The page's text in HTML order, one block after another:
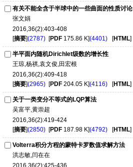
有关不能全含于半球中的一些曲面的性质讨论
张文娟
2016,36(2):403-408
[摘要](2787) [PDF 175.86 K](4401) [HTML]
半平面内随机Dirichlet级数的增长性
王琼,杨祺,袁文俊,田宏根
2016,36(2):409-418
[摘要](2965) [PDF 204.05 K](4116) [HTML]
关于一类变分不等式的LQP算法
吴富平,黄崇超
2016,36(2):419-424
[摘要](2850) [PDF 187.98 K](4792) [HTML]
Volterra积分方程的蒙特卡罗数值求解方法
洪志敏,闫在在
2016,36(2):425-436